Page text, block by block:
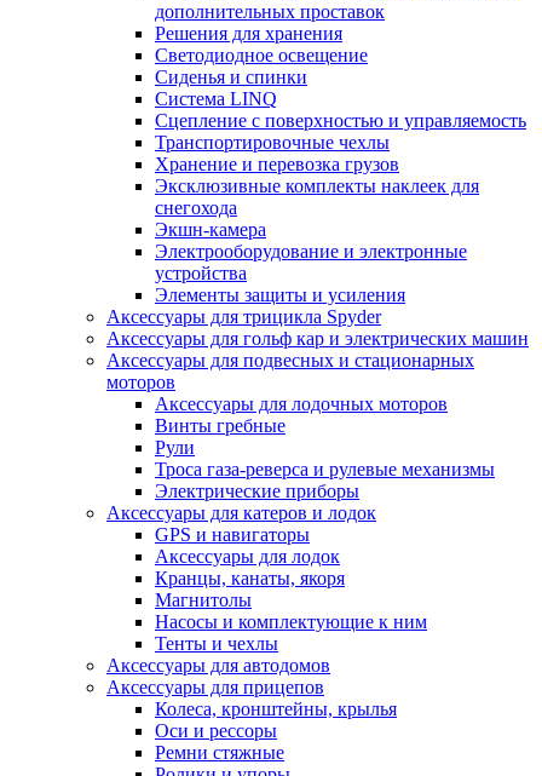
дополнительных проставок
Решения для хранения
Светодиодное освещение
Сиденья и спинки
Система LINQ
Сцепление с поверхностью и управляемость
Транспортировочные чехлы
Хранение и перевозка грузов
Эксклюзивные комплекты наклеек для
снегохода
Экшн-камера
Электрооборудование и электронные
устройства
Элементы защиты и усиления
Аксессуары для трицикла Spyder
Аксессуары для гольф кар и электрических машин
Аксессуары для подвесных и стационарных
моторов
Аксессуары для лодочных моторов
Винты гребные
Рули
Троса газа-реверса и рулевые механизмы
Электрические приборы
Аксессуары для катеров и лодок
GPS и навигаторы
Аксессуары для лодок
Кранцы, канаты, якоря
Магнитолы
Насосы и комплектующие к ним
Тенты и чехлы
Аксессуары для автодомов
Аксессуары для прицепов
Колеса, кронштейны, крылья
Оси и рессоры
Ремни стяжные